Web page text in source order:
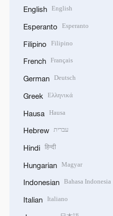
English English
Esperanto Esperanto
Filipino Filipino
French Français
German Deutsch
Greek Ελληνικά
Hausa Hausa
Hebrew עברית
Hindi हिन्दी
Hungarian Magyar
Indonesian Bahasa Indonesia
Italian Italiano